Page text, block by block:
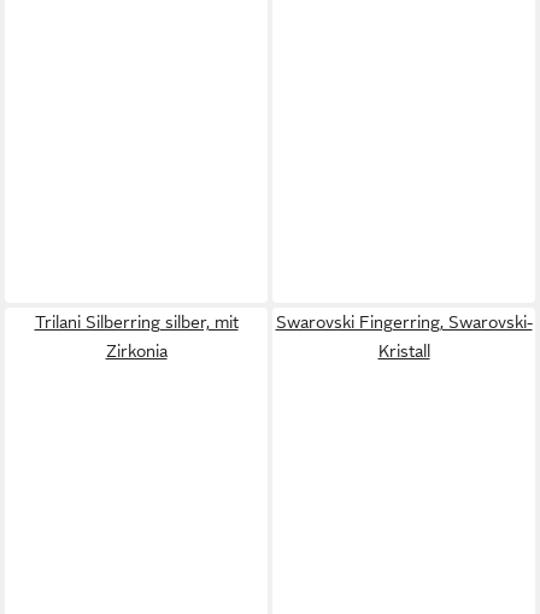
Trilani Silberring silber, mit
Zirkonia
Swarovski Fingerring, Swarovski-
Kristall